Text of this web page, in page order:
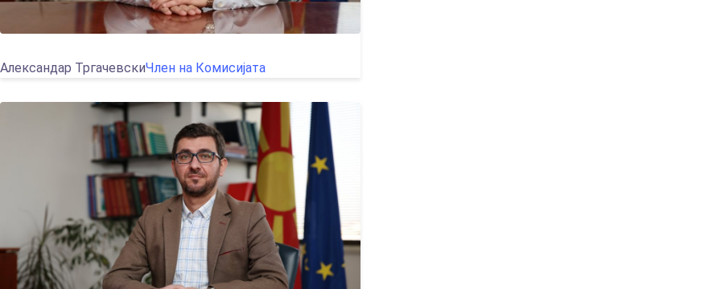
Александар ТргачевскиЧлен на Комисијата